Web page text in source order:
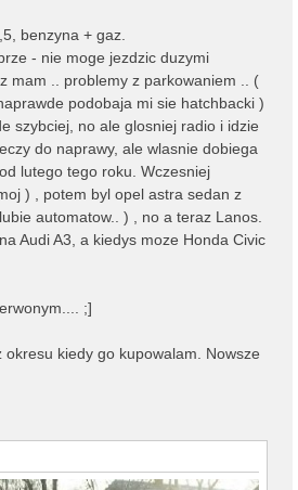
benzyna + gaz.
- nie moge jezdzic duzymi
mam .. problemy z parkowaniem .. (
podobaja mi sie hatchbacki )
szybciej, no ale glosniej radio i idzie
do naprawy, ale wlasnie dobiega
lutego tego roku. Wczesniej
) , potem byl opel astra sedan z
automatow.. ) , no a teraz Lanos.
Audi A3, a kiedys moze Honda Civic
;]
okresu kiedy go kupowalam. Nowsze